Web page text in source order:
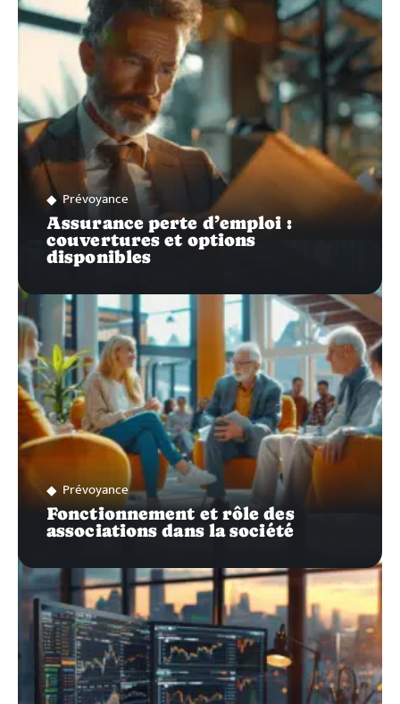
Prévoyance
Assurance perte d’emploi :
couvertures et options
disponibles
Prévoyance
Fonctionnement et rôle des
associations dans la société